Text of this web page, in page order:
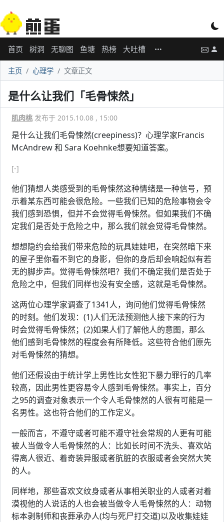
首页 树洞 无聊图 鱼塘 热榜 大吐槽
主页 心理学 文章正文
是什么让我们「毛骨悚然」
肌肉桃 发布于 2015.10.08 , 15:00
是什么让我们毛骨悚然(creepiness)？心理学家Francis
McAndrew 和 Sara Koehnke想要知道答案。
[-]
他们猜想人类感受到的毛骨悚然这种情绪是一种信号，预
示着某东西可能会很危险。一些我们已知的危险事物会令
我们感到恐惧，但并不会觉得毛骨悚然。但如果我们不确
定我们是否处于危险之中，那么我们就会觉得毛骨悚然。
想想隐约会给我们带来危险的玩具娃娃吧，在突然暗下来
的屋子里你看不到它的身影，但你的身后却会响起似有若
无的脚步声。觉得毛骨悚然吧？我们不确定我们是否处于
危险之中，但我们同样也没有安全感，这就是毛骨悚然。
这两位心理学家调查了1341人，询问他们觉得毛骨悚然
的时刻。他们发现：(1)人们无法预测他人接下来的行为
时会觉得毛骨悚然；(2)如果人们了解他人的意图，那么
他们感到毛骨悚然的程度会有所降低。这些符合他们原先
对毛骨悚然的猜想。
他们还假设由于统计学上男性比女性犯下暴力罪行的几率
较高，因此男性更容易令人感到毛骨悚然。事实上，百分
之95的调查对象表示一个令人毛骨悚然的人很有可能是一
名男性。这也符合他们的工作定义。
一般而言，不遵守或者可能不遵守社会常规的人更有可能
被人当做令人毛骨悚然的人：比如长时间不洗头、喜欢站
得离人很近、着奇装异服或者肮脏的衣服或者会突然大笑
的人。
同样地，那些喜欢文纹身或者从事相关职业的人或者对着
漠视他的人说话的人也会被当做令人毛骨悚然的人：动物
标本剥制师和丧葬承办人(均与死尸打交道)以及收集娃娃